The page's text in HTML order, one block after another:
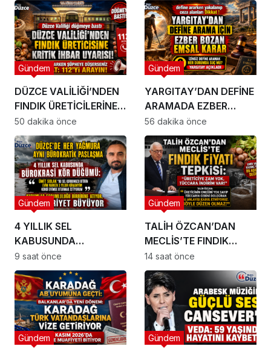
DÜZCE VALİLİĞİ’NDEN
FINDIK ÜRETİCİLERİNE
BÜYÜK UYARI
Gündem
50 dakika önce
YARGITAY’DAN DEFİNE
ARAMADA EZBER
BOZAN KARAR!
Gündem
56 dakika önce
4 YILLIK SEL
KABUSUNDA
BÜROKRASİ
KÖRDÜĞÜMÜ:
MUHATAP BULAMIYOR!
Gündem
9 saat önce
TALİH ÖZCAN’DAN
MECLİS’TE FINDIK
FİYATI TEPKİSİ:
Gündem
14 saat önce
Gündem Gündem